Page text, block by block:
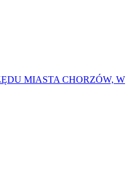
MIASTA CHORZÓW, W